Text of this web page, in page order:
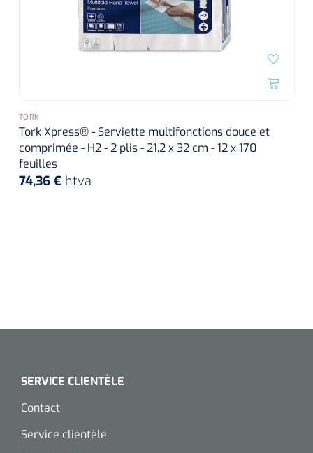
TORK
Tork Xpress® - Serviette multifonctions douce et
comprimée - H2 - 2 plis - 21,2 x 32 cm - 12 x 170
feuilles
74,36 € htva
SERVICE CLIENTÈLE
Contact
Service clientèle